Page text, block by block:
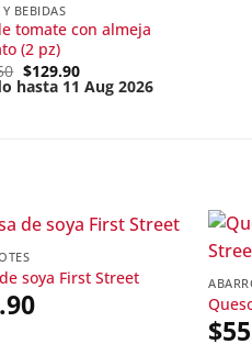
BEBIDAS
tomate con almeja
(2 pz)
Original
price
$129.90
hasta 11 Aug 2026
soya First Street
$